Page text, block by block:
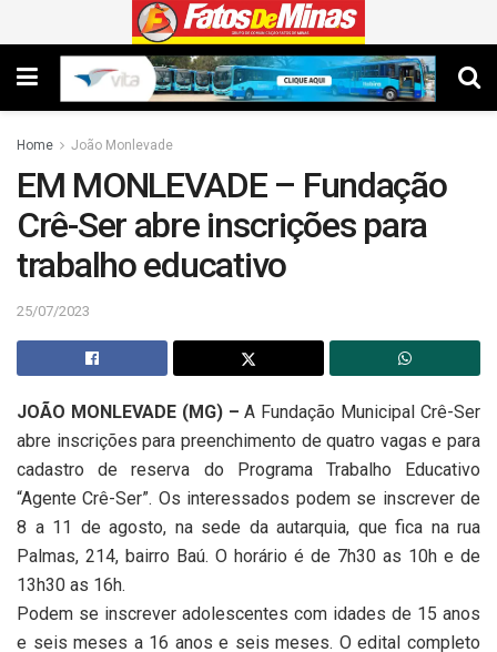
Home João Monlevade
EM MONLEVADE – Fundação
Crê-Ser abre inscrições para
trabalho educativo
25/07/2023
JOÃO MONLEVADE (MG) – A Fundação Municipal Crê-Ser
abre inscrições para preenchimento de quatro vagas e para
cadastro de reserva do Programa Trabalho Educativo
“Agente Crê-Ser”. Os interessados podem se inscrever de
8 a 11 de agosto, na sede da autarquia, que fica na rua
Palmas, 214, bairro Baú. O horário é de 7h30 as 10h e de
13h30 as 16h.
Podem se inscrever adolescentes com idades de 15 anos
e seis meses a 16 anos e seis meses. O edital completo